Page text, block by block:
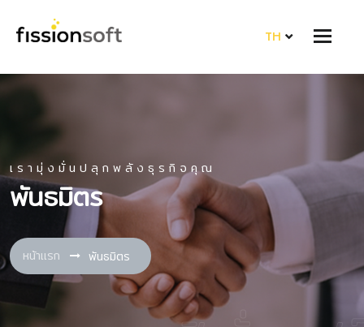
TH
เรามุ่งมั่นปลุกพลังธุรกิจคุณ
พันธมิตร
หน้าแรก พันธมิตร